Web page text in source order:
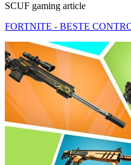
SCUF gaming article
FORTNITE - BESTE